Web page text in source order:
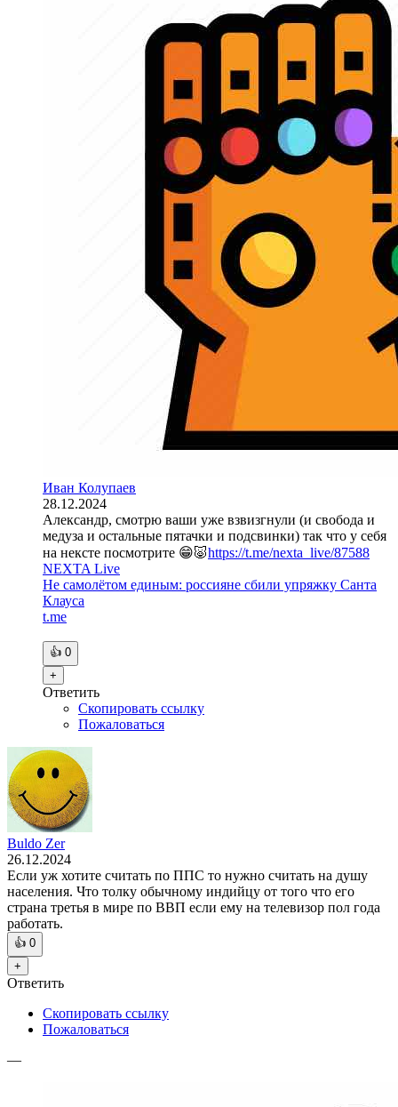
Иван Колупаев
28.12.2024
Александр, смотрю ваши уже взвизгнули (и свобода и
медуза и остальные пятачки и подсвинки) так что у себя
на нексте посмотрите 😁🐷https://t.me/nexta_live/87588
NEXTA Live
Не самолётом единым: россияне сбили упряжку Санта
Клауса
t.me
👍 0
+
Ответить
Скопировать ссылку
Пожаловаться
Buldo Zer
26.12.2024
Если уж хотите считать по ППС то нужно считать на душу
населения. Что толку обычному индийцу от того что его
страна третья в мире по ВВП если ему на телевизор пол года
работать.
👍 0
+
Ответить
Скопировать ссылку
Пожаловаться
—